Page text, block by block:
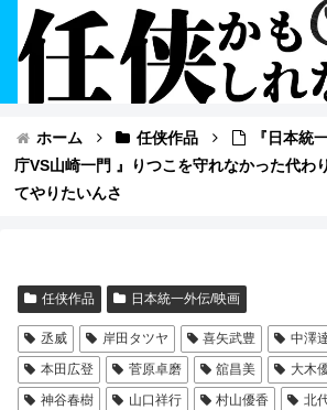
ホーム 任侠作品
『日本統
庁VS山崎一門 』りつこを守れなかった代わ
てやりたいんさ
任侠作品 日本統一外伝/映画
丞威 岸田タツヤ 喜矢武豊 中澤
本田広登
菅原卓磨 舘昌美 大木
神谷春樹
山口祥行 村山優香 北